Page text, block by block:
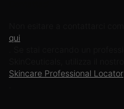
qui
Skincare Professional Locator